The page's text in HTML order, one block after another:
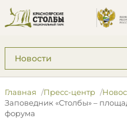
Подразделы: Пресс-центр
Главная Пресс-центр
​Заповедник «Столбы» –
форума